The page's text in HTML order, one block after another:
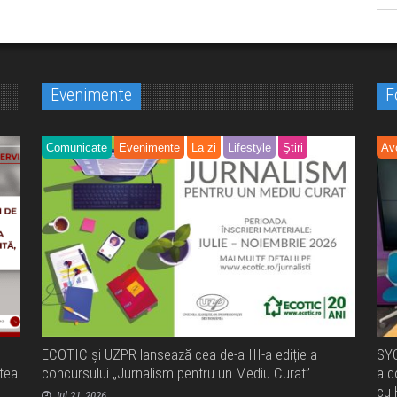
Evenimente
Comunicate Evenimente La zi Lifestyle Ştiri
ECOTIC și UZPR lansează cea de-a III-a ediție a
concursului „Jurnalism pentru un Mediu Curat”
a
cu